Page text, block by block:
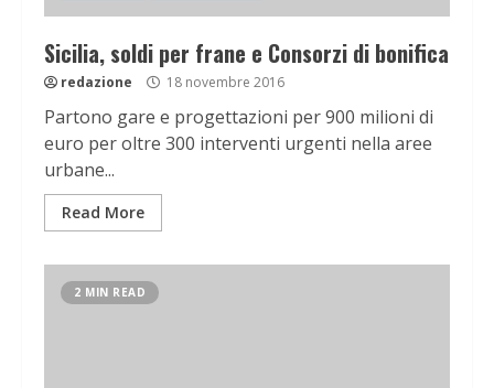
Sicilia, soldi per frane e Consorzi di bonifica
redazione 18 novembre 2016
Partono gare e progettazioni per 900 milioni di
euro per oltre 300 interventi urgenti nella aree
urbane...
Read More
2 MIN READ